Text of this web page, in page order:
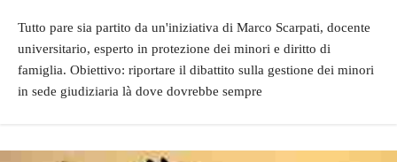
Tutto pare sia partito da un'iniziativa di Marco Scarpati, docente
universitario, esperto in protezione dei minori e diritto di
famiglia. Obiettivo: riportare il dibattito sulla gestione dei minori
in sede giudiziaria là dove dovrebbe sempre